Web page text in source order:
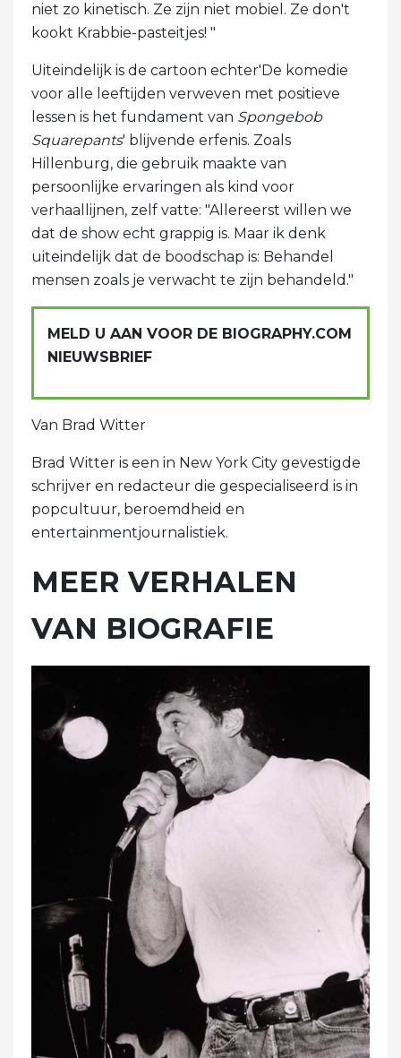
niet zo kinetisch. Ze zijn niet mobiel. Ze don't
kookt Krabbie-pasteitjes! "
Uiteindelijk is de cartoon echter'De komedie
voor alle leeftijden verweven met positieve
lessen is het fundament van Spongebob
Squarepants' blijvende erfenis. Zoals
Hillenburg, die gebruik maakte van
persoonlijke ervaringen als kind voor
verhaallijnen, zelf vatte: "Allereerst willen we
dat de show echt grappig is. Maar ik denk
uiteindelijk dat de boodschap is: Behandel
mensen zoals je verwacht te zijn behandeld."
MELD U AAN VOOR DE BIOGRAPHY.COM
NIEUWSBRIEF
Van Brad Witter
Brad Witter is een in New York City gevestigde
schrijver en redacteur die gespecialiseerd is in
popcultuur, beroemdheid en
entertainmentjournalistiek.
MEER VERHALEN
VAN BIOGRAFIE